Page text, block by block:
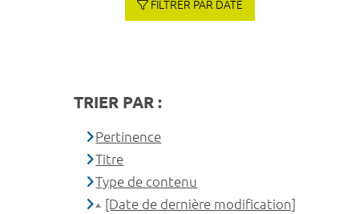
FILTRER PAR DATE
TRIER PAR :
Pertinence
Titre
Type de contenu
[Date de dernière modification]